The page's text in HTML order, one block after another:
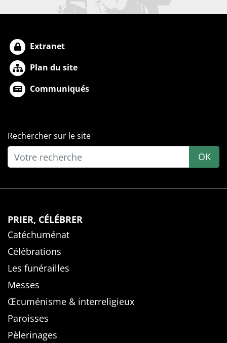
Extranet
Plan du site
Communiqués
Rechercher sur le site
OK
PRIER, CÉLÉBRER
Catéchuménat
Célébrations
Les funérailles
Messes
Œcuménisme & interreligieux
Paroisses
Pèlerinages